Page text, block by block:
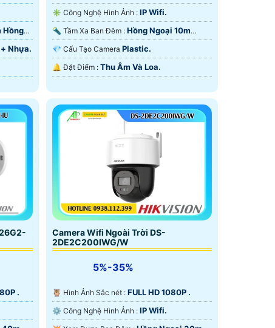
Hồng
Nhựa.
✳️ Công Nghệ Hình Ảnh : IP Wifi.
🔦 Tầm Xa Ban Đêm : Hồng Ngoại 10m
Hồng Ngoại SMD.
💎 Cấu Tạo Camera Plastic.
️🔔 Đặt Điểm : Thu Âm Và Loa.
.
Camera Wifi Ngoài Trời DS-
2DE2C200IWG/W
5%-35%
🦉 Hình Ảnh Sắc nét : FULL HD 1080P .
⚙ Công Nghệ Hình Ảnh : IP Wifi.